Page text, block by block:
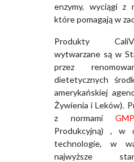
enzymy, wyciągi z
które pomagają w
Produkty
wytwarzane są w
przez
dietetycznych
amerykańskiej
Żywienia i Leków).
z normami GMP
Produkcyjną) , w
technologie, w
najwyższe